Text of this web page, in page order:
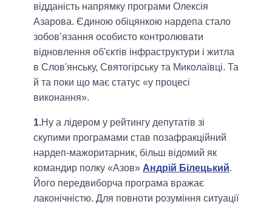
відданість напрямку програми Олексія
Азарова. Єдиною обіцянкою нардепа стало
зобов’язання особисто контролювати
відновлення об'єктів інфраструктури і житла
в Слов'янську, Святогірську та Миколаївці. Та
й та поки що має статус «у процесі
виконання».
1.Ну а лідером у рейтингу депутатів зі
скупими програмами став позафракційний
нардеп-мажоритарник, більш відомий як
командир полку «Азов» Андрій Білецький.
Його передвиборча програма вражає
лаконічністю. Для повноти розуміння ситуації